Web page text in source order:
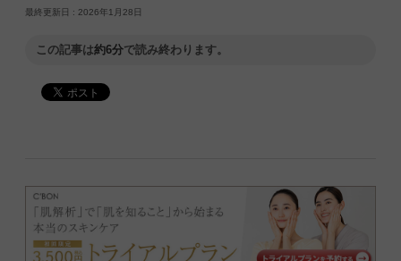
最終更新日 : 2026年1月28日
この記事は約6分で読み終わります。